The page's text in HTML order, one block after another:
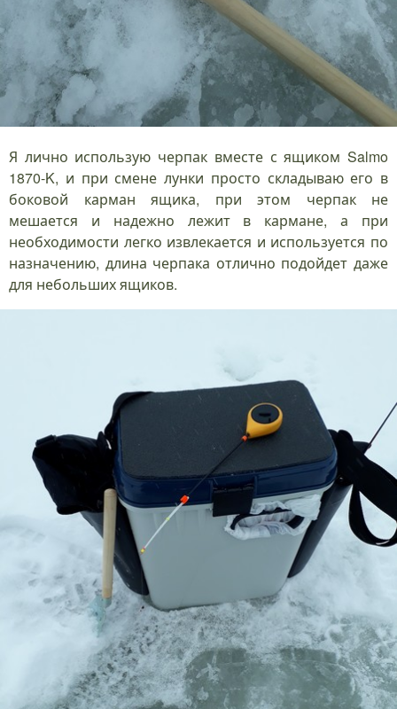
Я лично использую черпак вместе с ящиком Salmo
1870-K, и при смене лунки просто складываю его в
боковой карман ящика, при этом черпак не
мешается и надежно лежит в кармане, а при
необходимости легко извлекается и используется по
назначению, длина черпака отлично подойдет даже
для небольших ящиков.